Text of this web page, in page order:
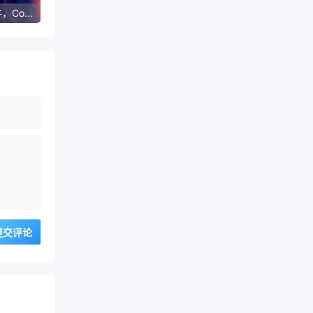
推荐最佳小软件，Copilot的全球使用者已达数千万。